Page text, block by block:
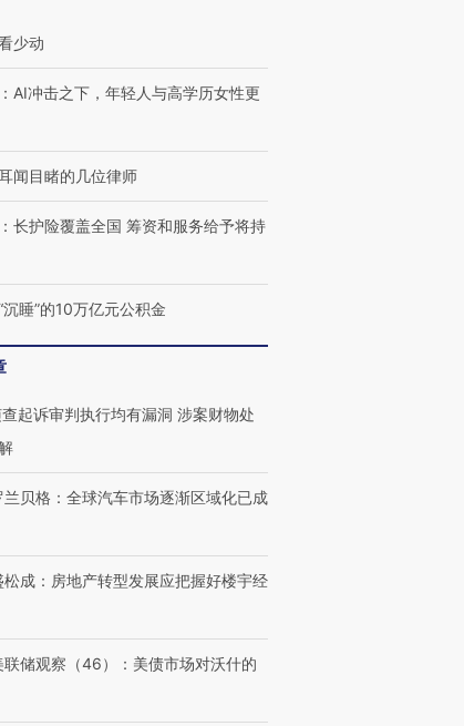
7万
含3种
泽连斯基密集出访美英 索
链博
”接产
【特别呈现】寻找100种
CFO：不靠规模取胜，华
少动
： AI冲击之下，年轻人与高学历女性更
闻目睹的几位律师
： 长护险覆盖全国 筹资和服务给予将持
沉睡”的10万亿元公积金
起诉审判执行均有漏洞 涉案财物处
兰贝格：全球汽车市场逐渐区域化已成
松成：房地产转型发展应把握好楼宇经
联储观察（46）：美债市场对沃什的